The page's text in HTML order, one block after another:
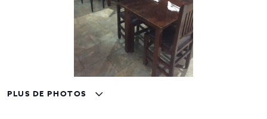
PLUS DE PHOTOS